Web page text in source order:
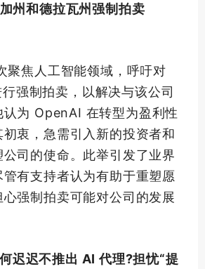
州和德拉瓦州强制拍卖
聚焦人工智能领域，呼吁对
强制拍卖，以解决与该公司
认为 OpenAI 在转型为盈利性
衷，急需引入新的投资者和
司的使命。此举引发了业界
有支持者认为有助于重塑愿
强制拍卖可能对公司的发展
迟迟不推出 AI 代理?担忧“提